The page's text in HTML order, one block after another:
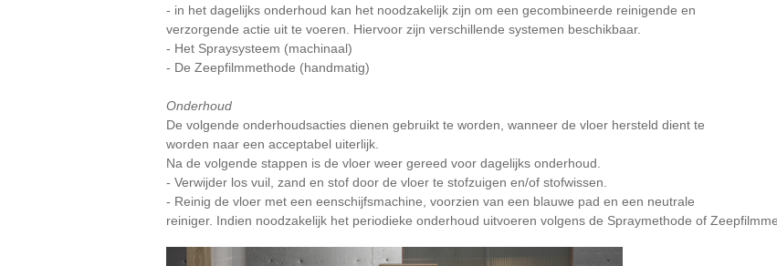
- in het dagelijks onderhoud kan het noodzakelijk zijn om een gecombineerde reinigende en
verzorgende actie uit te voeren. Hiervoor zijn verschillende systemen beschikbaar.
- Het Spraysysteem (machinaal)
- De Zeepfilmmethode (handmatig)
Onderhoud
De volgende onderhoudsacties dienen gebruikt te worden, wanneer de vloer hersteld dient te
worden naar een acceptabel uiterlijk.
Na de volgende stappen is de vloer weer gereed voor dagelijks onderhoud.
- Verwijder los vuil, zand en stof door de vloer te stofzuigen en/of stofwissen.
- Reinig de vloer met een eenschijfsmachine, voorzien van een blauwe pad en een neutrale
reiniger. Indien noodzakelijk het periodieke onderhoud uitvoeren volgens de Spraymethode of